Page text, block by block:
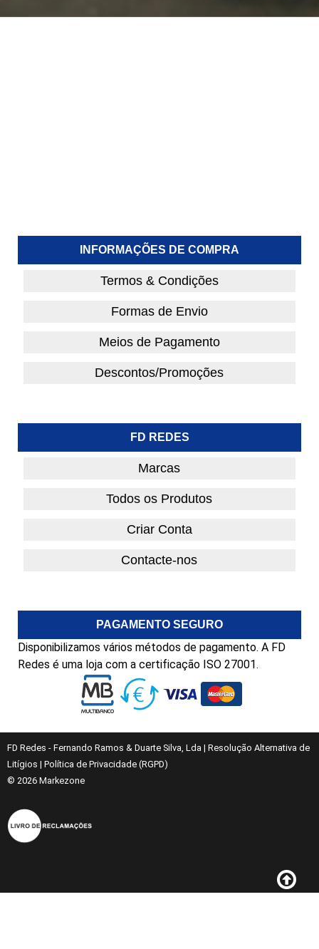
INFORMAÇÕES DE COMPRA
Termos & Condições
Formas de Envio
Meios de Pagamento
Descontos/Promoções
FD REDES
Marcas
Todos os Produtos
Criar Conta
Contacte-nos
PAGAMENTO SEGURO
Disponibilizamos vários métodos de pagamento. A FD
Redes é uma loja com a certificação ISO 27001.
FD Redes - Fernando Ramos & Duarte Silva, Lda | Resolução Alternativa de
Litígios | Política de Privacidade (RGPD)
© 2026 Markezone